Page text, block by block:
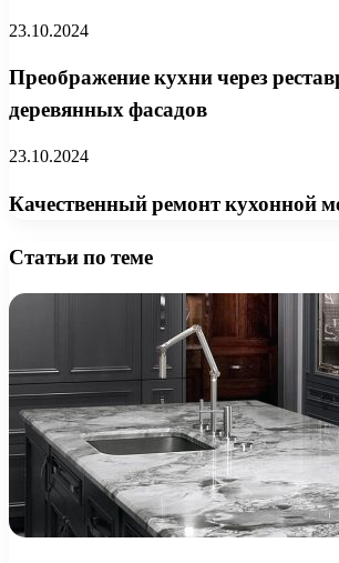
23.10.2024
Преображение кухни через
деревянных фасадов
23.10.2024
Качественный ремонт кухонной
Статьи по теме